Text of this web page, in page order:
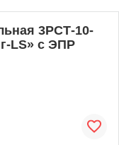
3РСТ-10-
LS» с ЭПР